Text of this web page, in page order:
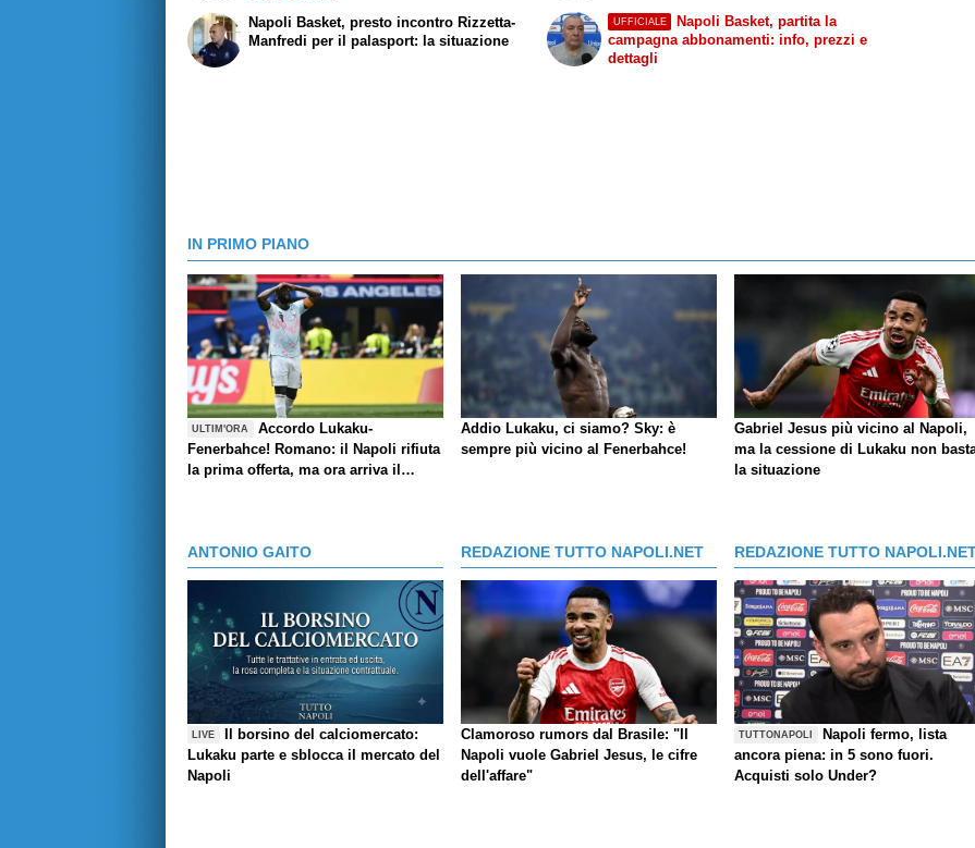
Napoli Basket, presto incontro Rizzetta-
Manfredi per il palasport: la situazione
UFFICIALE
Napoli Basket, partita la
campagna abbonamenti: info, prezzi e
dettagli
IN PRIMO PIANO
ULTIM'ORA
Accordo Lukaku-
Fenerbahce! Romano: il Napoli rifiuta
la prima offerta, ma ora arriva il
Addio Lukaku, ci siamo? Sky: è
sempre più vicino al Fenerbahce!
Gabriel Jesus più vicino al Napoli,
ma la cessione di Lukaku non
la situazione
ANTONIO GAITO
LIVE
Il borsino del calciomercato:
Lukaku parte e sblocca il mercato del
Napoli
REDAZIONE TUTTO NAPOLI.NET
Clamoroso rumors dal Brasile: "Il
Napoli vuole Gabriel Jesus, le cifre
dell'affare"
REDAZIONE TUTTO
TUTTONAPOLI
Napoli fermo, lista
ancora piena: in 5 sono fuori.
Acquisti solo Under?